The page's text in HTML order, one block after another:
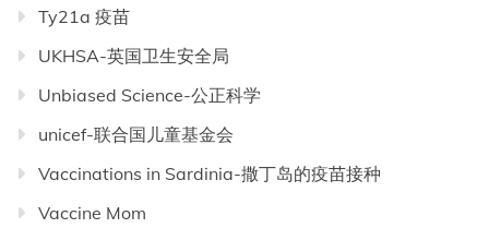
Ty21a 疫苗
UKHSA-英国卫生安全局
Unbiased Science-公正科学
unicef-联合国儿童基金会
Vaccinations in Sardinia-撒丁岛的疫苗接种
Vaccine Mom